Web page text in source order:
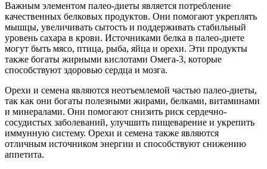
Важным элементом палео-диеты является потребление
качественных белковых продуктов. Они помогают укреплять
мышцы, увеличивать сытость и поддерживать стабильный
уровень сахара в крови. Источниками белка в палео-диете
могут быть мясо, птица, рыба, яйца и орехи. Эти продукты
также богаты жирными кислотами Омега-3, которые
способствуют здоровью сердца и мозга.
Орехи и семена являются неотъемлемой частью палео-диеты,
так как они богаты полезными жирами, белками, витаминами
и минералами. Они помогают снизить риск сердечно-
сосудистых заболеваний, улучшить пищеварение и укрепить
иммунную систему. Орехи и семена также являются
отличным источником энергии и способствуют снижению
аппетита.